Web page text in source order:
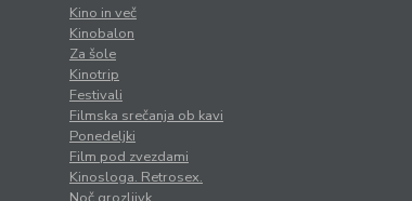
Kino in več
Kinobalon
Za šole
Kinotrip
Festivali
Filmska srečanja ob kavi
Ponedeljki
Film pod zvezdami
Kinosloga. Retrosex.